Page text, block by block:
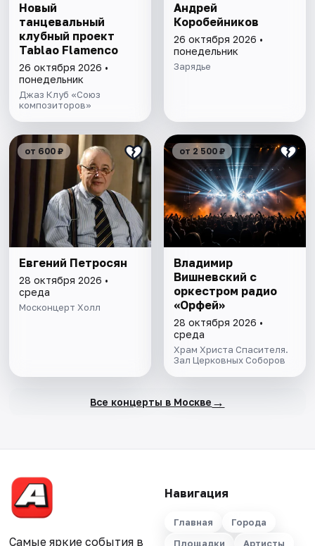
Новый
танцевальный
клубный проект
Tablao Flamenсo
26 октября 2026 •
понедельник
Джаз Клуб «Союз
композиторов»
Андрей
Коробейников
26 октября 2026 •
понедельник
Зарядье
от 600 ₽
Евгений Петросян
28 октября 2026 •
среда
Москонцерт Холл
от 2 500 ₽
Владимир
Вишневский с
оркестром радио
«Орфей»
28 октября 2026 •
среда
Храм Христа Спасителя.
Зал Церковных Соборов
Все концерты в Москве →
Самые яркие события в
Навигация
Главная
Города
Площадки
Артисты